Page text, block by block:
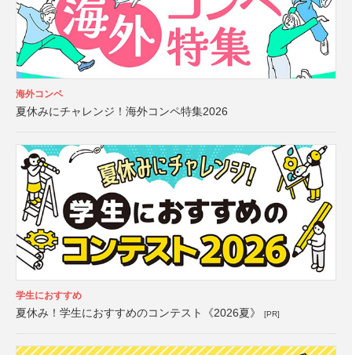
海外コンペ
夏休みにチャレンジ！海外コンペ特集2026
学生におすすめ
夏休み！学生におすすめのコンテスト《2026夏》 [PR]